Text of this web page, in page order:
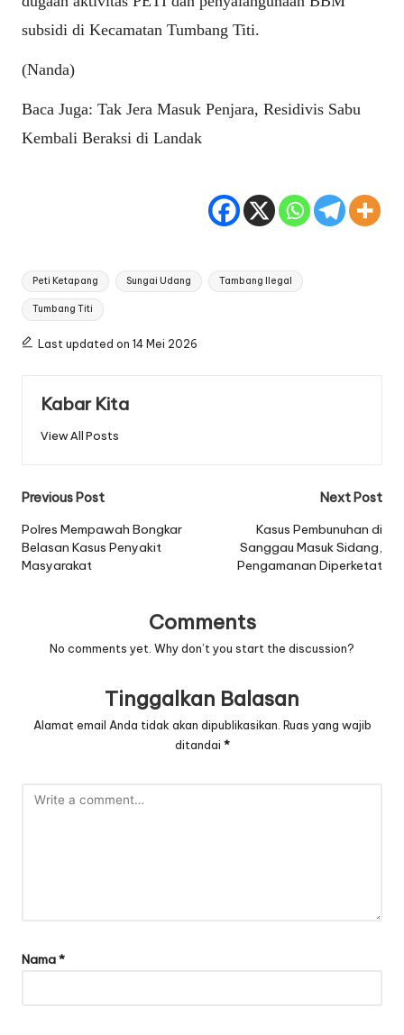
subsidi di Kecamatan Tumbang Titi.
(Nanda)
Baca Juga: Tak Jera Masuk Penjara, Residivis Sabu
Kembali Beraksi di Landak
Tags:
Peti Ketapang Sungai Udang Tambang Ilegal
Tumbang Titi
Last updated on 14 Mei 2026
Kabar Kita
View All Posts
Post
navigation
Previous Post
Polres Mempawah Bongkar
Belasan Kasus Penyakit
Masyarakat
Next Post
Kasus Pembunuhan di
Sanggau Masuk Sidang,
Pengamanan Diperketat
Comments
No comments yet. Why don’t you start the discussion?
Tinggalkan Balasan
Alamat email Anda tidak akan dipublikasikan. Ruas yang wajib
ditandai *
Nama*